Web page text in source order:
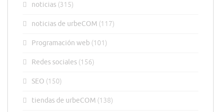
noticias (315)
noticias de urbeCOM (117)
Programación web (101)
Redes sociales (156)
SEO (150)
tiendas de urbeCOM (138)